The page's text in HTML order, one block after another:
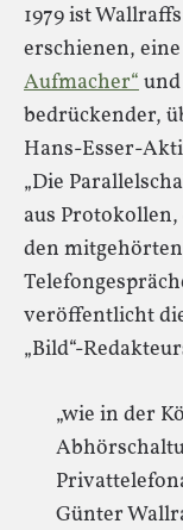
1979 ist
erschienen,
Aufmacher“
bedrückender,
Hans-Esser-
„Die
aus
den
veröffentlicht
„Bild“-
„wie in der
Günter